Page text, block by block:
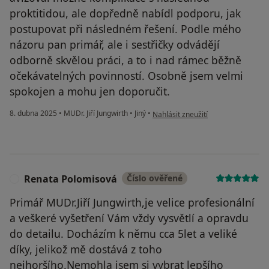
proktitidou, ale dopředně nabídl podporu, jak
postupovat při následném řešení. Podle mého
názoru pan primář, ale i sestřičky odvádějí
odborně skvělou práci, a to i nad rámec běžně
očekávatelných povinností. Osobně jsem velmi
spokojen a mohu jen doporučit.
8. dubna 2025 • MUDr. Jiří Jungwirth • Jiný • podle názoru uživatele MB
Nahlásit zneužití
Renata Polomisová Číslo ověřené
Primář MUDr.Jiří Jungwirth,je velice profesionální
a veškeré vyšetření Vám vždy vysvětlí a opravdu
do detailu. Docházím k němu cca 5let a veliké
díky, jelikož mě dostává z toho
nejhoršího.Nemohla jsem si vybrat lepšího